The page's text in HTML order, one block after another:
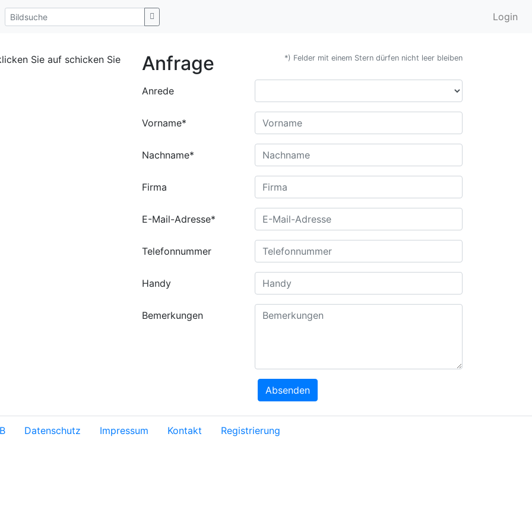
Login
Sie auf schicken Sie *) Felder mit einem Stern dürfen nicht leer bleiben
Anfrage
Anrede
Vorname*
Nachname*
Firma
E-Mail-Adresse*
Telefonnummer
Handy
Bemerkungen
Absenden
Datenschutz Impressum Kontakt Registrierung